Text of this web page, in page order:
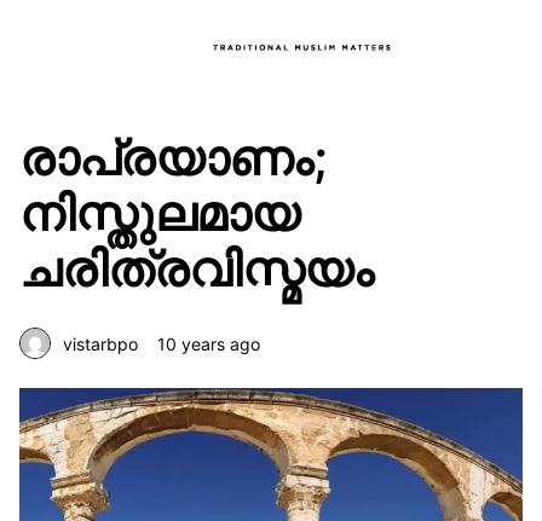
രാപ്രയാണം;
നിസ്തുലമായ
ചരിത്രവിസ്മയം
vistarbpo 10 years ago